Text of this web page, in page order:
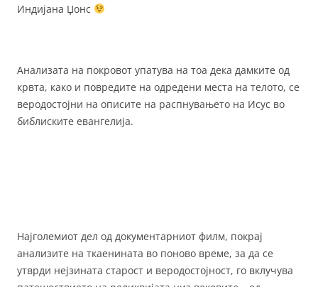
Индијана Џонс
Анализата на покровот упатува на тоа дека дамките од
крвта, како и повредите на одредени места на телото, се
веродостојни на описите на распнувањето на Исус во
библиските евангелија.
Најголемиот дел од документарниот филм, покрај
анализите на ткаенината во поново време, за да се
утврди нејзината старост и веродостојност, го вклучува